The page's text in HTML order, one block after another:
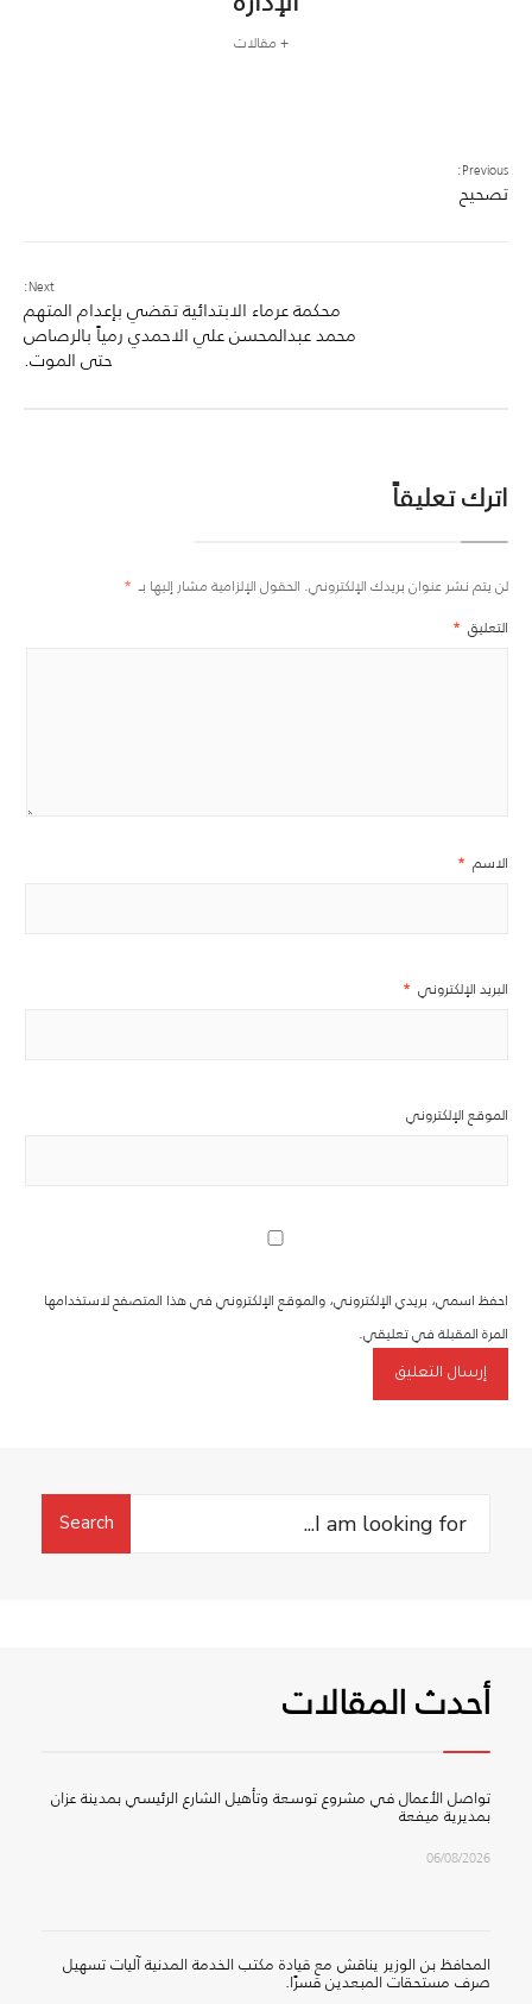
+ مقالات
Previous:
تصحيح
Next:
محكمة عرماء الابتدائية تقضي بإعدام المتهم
محمد عبدالمحسن علي الاحمدي رمياً بالرصاص
حتى الموت.
اترك تعليقاً
لن يتم نشر عنوان بريدك الإلكتروني. الحقول الإلزامية مشار إليها بـ *
التعليق *
الاسم *
البريد الإلكتروني *
الموقع الإلكتروني
احفظ اسمي، بريدي الإلكتروني، والموقع الإلكتروني في هذا المتصفح لاستخدامها
المرة المقبلة في تعليقي.
Search
Search
أحدث المقالات
تواصل الأعمال في مشروع توسعة وتأهيل الشارع الرئيسي بمدينة عزان
بمديرية ميفعة
06/08/2026
المحافظ بن الوزير يناقش مع قيادة مكتب الخدمة المدنية آليات تسهيل
صرف مستحقات المبعدين قسرًا.